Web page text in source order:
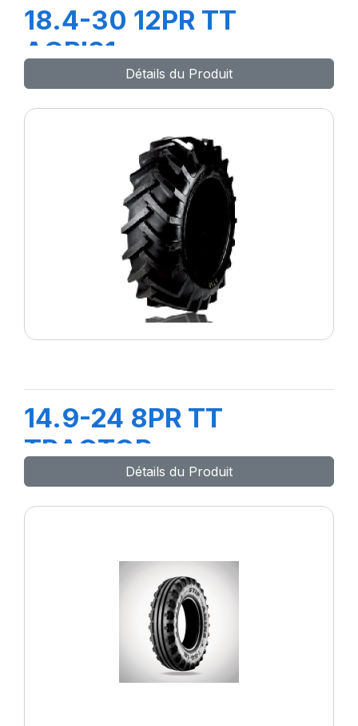
18.4-30 12PR TT
AGRI21
Détails du Produit
14.9-24 8PR TT
TRACTOR
Détails du Produit